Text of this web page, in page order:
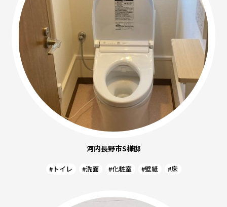
河内長野市S様邸
#トイレ #洗面 #化粧室 #壁紙 #床